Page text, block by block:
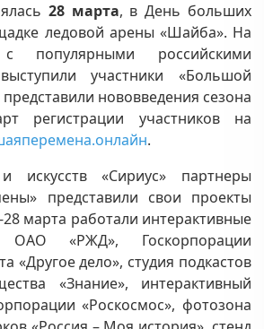
28 марта, в День больших
ледовой арены «Шайба». На
популярными российскими
участники «Большой
нововведения сезона
регистрации участников на
.
«Сириус» партнеры
представили свои проекты
марта работали интерактивные
«РЖД», Госкорпорации
«Другое дело», студия подкастов
«Знание», интерактивный
«Роскосмос», фотозона